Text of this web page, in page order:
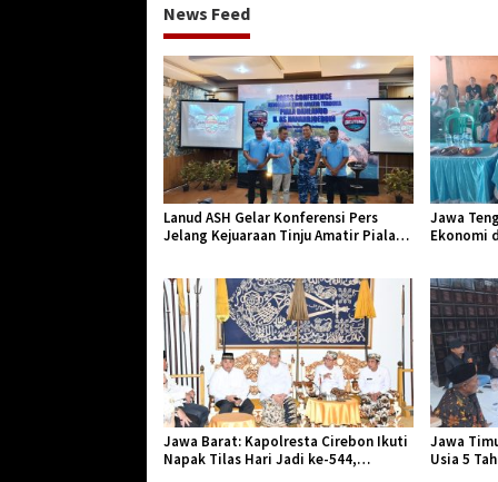
News Feed
Lanud ASH Gelar Konferensi Pers
Jelang Kejuaraan Tinju Amatir Piala
Jawa
Ekonomi
Jawa Barat: Kapolresta Cirebon Ikuti
Napak Tilas Hari Jadi ke-544,
Jawa
Usia 5